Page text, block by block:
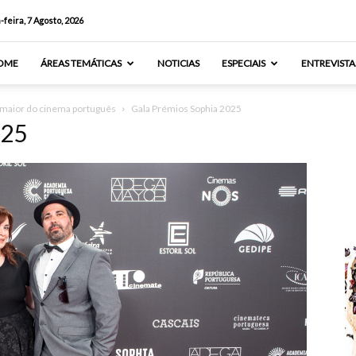
feira, 7 Agosto, 2026
ÁREAS TEMÁTICAS NOTICIAS ESPECIAIS
do cinema português Gala Prémios Sophia 2025